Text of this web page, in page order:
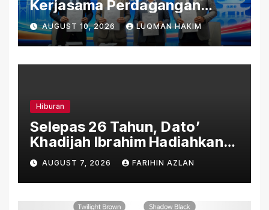
Kerjasama Perdagangan
Rentas Sempadan, Tembusi
Pasaran ASEAN
AUGUST 10, 2026 LUQMAN HAKIM
Hiburan
Selepas 26 Tahun, Dato’
Khadijah Ibrahim Hadiahkan
“Ibu Doa” sebagai Karya
Penuh Makna
AUGUST 7, 2026 FARIHIN AZLAN